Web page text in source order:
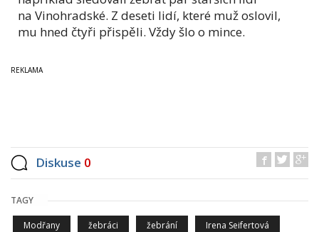
na Vinohradské. Z deseti lidí, které muž oslovil,
mu hned čtyři přispěli. Vždy šlo o mince.
Diskuse 0
TAGY
Modřany žebráci žebrání Irena Seifertová